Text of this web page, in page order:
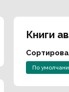
Книги
По